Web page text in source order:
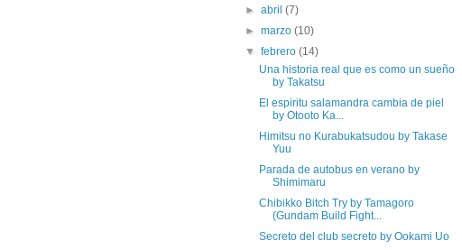
►abril(7)
►marzo(10)
▼febrero(14)
Una historia real que es como un sueño
by Takatsu
El espiritu salamandra cambia de piel
by Otooto Ka...
Himitsu no Kurabukatsudou by Takase
Yuu
Parada de autobus en verano by
Shimimaru
Chibikko Bitch Try by Tamagoro
(Gundam Build Fight...
Secreto del club secreto by Ookami Uo